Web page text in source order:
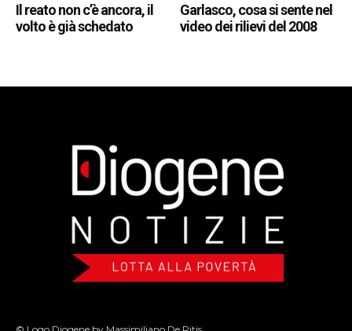
Il reato non c’è ancora, il
volto è già schedato
Garlasco, cosa si sente nel
video dei rilievi del 2008